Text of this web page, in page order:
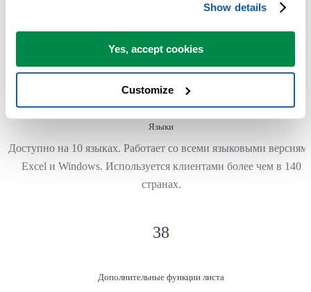
Show details
Yes, accept cookies
Customize
Инструменты ASAP Utilities помогают экономить время и
то, что невозможно сделать только средствами Excel.
10
Языки
Доступно на 10 языках. Работает со всеми языковыми
Excel и Windows. Используется клиентами более чем в 140
странах.
38
Дополнительные функции листа